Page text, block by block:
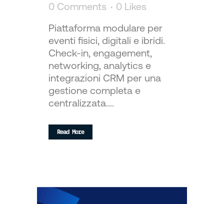
0 Comments
0 Likes
Piattaforma modulare per
eventi fisici, digitali e ibridi.
Check-in, engagement,
networking, analytics e
integrazioni CRM per una
gestione completa e
centralizzata....
Read More